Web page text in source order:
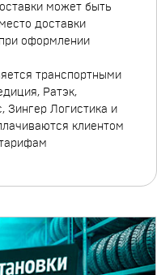
может быть
доставки
оформлении
транспортными
Ратэк,
Зингер Логистика и
клиентом